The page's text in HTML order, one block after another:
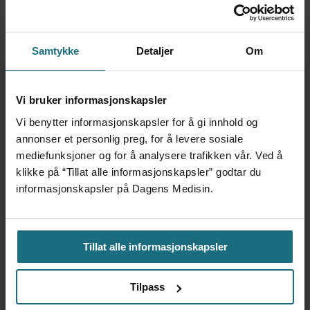
Samtykke Detaljer Om
Vi bruker informasjonskapsler
Vi benytter informasjonskapsler for å gi innhold og
annonser et personlig preg, for å levere sosiale
mediefunksjoner og for å analysere trafikken vår. Ved å
klikke på “Tillat alle informasjonskapsler” godtar du
informasjonskapsler på Dagens Medisin.
Tillat alle informasjonskapsler
Tilpass
– Se de lange linjene
basistilskudd og knekkpunktet.
– Vi vil gå mer inn i det store
finansieringsbildet.
tid og se helheten.
– Avveiingen har vært og er om vi skal levere
fort og smalt, eller levere i april og forsøke å